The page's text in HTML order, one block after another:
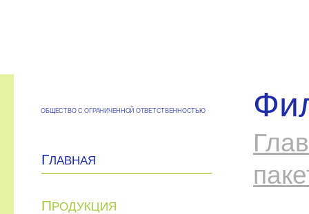
ОБЩЕСТВО С ОГРАНИЧЕННОЙ ОТВЕТСТВЕННОСТЬЮ
ГЛАВНАЯ
ПРОДУКЦИЯ